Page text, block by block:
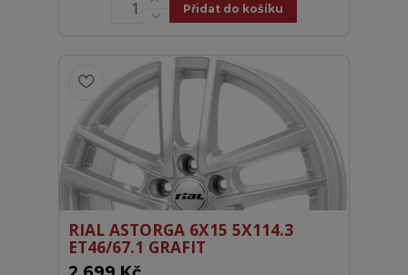
Přidat do košíku
RIAL ASTORGA 6X15 5X114.3
ET46/67.1 GRAFIT